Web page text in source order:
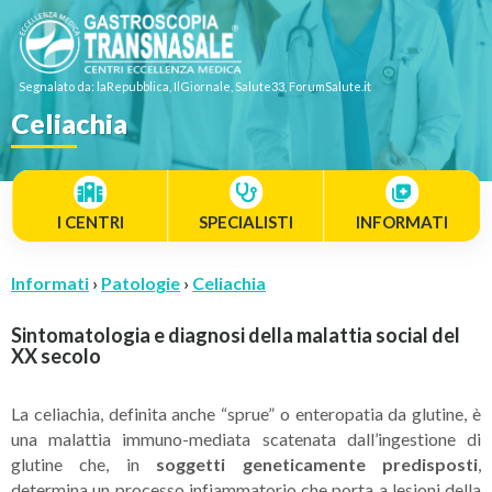
Segnalato da: laRepubblica, IlGiornale, Salute33, ForumSalute.it
Celiachia
I CENTRI SPECIALISTI INFORMATI
Informati › Patologie › Celiachia
Sintomatologia e diagnosi della malattia social del
XX secolo
La celiachia, definita anche “sprue” o enteropatia da glutine, è
una malattia immuno-mediata scatenata dall’ingestione di
glutine che, in soggetti geneticamente predisposti,